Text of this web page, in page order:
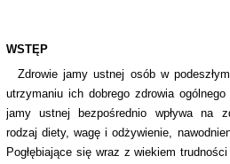
WSTĘP
Zdrowie jamy ustnej osób w
utrzymaniu ich dobrego zdrowia
jamy ustnej bezpośrednio wpływa na
rodzaj diety, wagę i odżywienie,
Pogłębiające się wraz z wiekiem